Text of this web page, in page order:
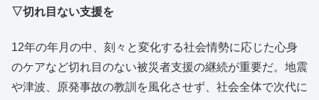
▽切れ目ない支援を
12年の年月の中、刻々と変化する社会情勢に応じた心身
のケアなど切れ目のない被災者支援の継続が重要だ。地震
や津波、原発事故の教訓を風化させず、社会全体で次代に